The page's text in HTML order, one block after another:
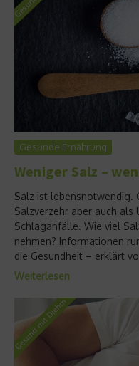
Gesunde Ernährung
Weniger Salz –
Salz ist lebensnotwendig.
Salzverzehr aber auch als
Schlaganfälle. Wie viel
nehmen? Informationen
die Gesundheit – erklärt
Weiterlesen